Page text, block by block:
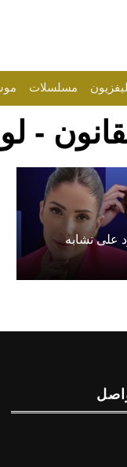
مسلسلات
-
على تشابه